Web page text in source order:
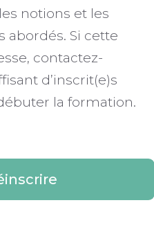
notions et les
Si cette
contactez-
d’inscrit(e)s
la formation.